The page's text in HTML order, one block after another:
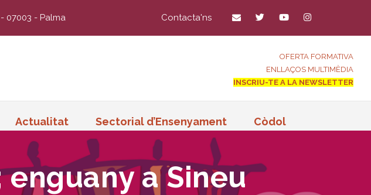
07003 - Palma Contacta'ns
OFERTA FORMATIVA
ENLLAÇOS MULTIMÈDIA
INSCRIU-TE A LA NEWSLETTER
Actualitat Sectorial d’Ensenyament Còdol
a Sineu